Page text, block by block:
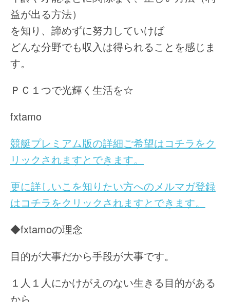
益が出る方法）
を知り、諦めずに努力していけば
どんな分野でも収入は得られることを感じま
す。
ＰＣ１つで光輝く生活を☆
fxtamo
競艇プレミアム版の詳細ご希望はコチラをク
リックされますとできます。
更に詳しいこを知りたい方へのメルマガ登録
はコチラをクリックされますとできます。
◆fxtamoの理念
目的が大事だから手段が大事です。
１人１人にかけがえのない生きる目的がある
から